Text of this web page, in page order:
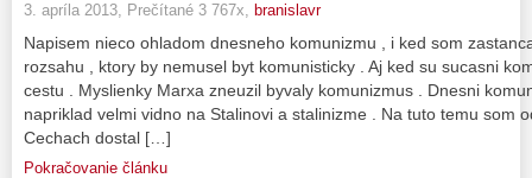
3. apríla 2013, Prečítané 3 767x, branislavr
Napisem nieco ohladom dnesneho komunizmu , i ked som
rozsahu , ktory by nemusel byt komunisticky . Aj ked su sucasni
cestu . Myslienky Marxa zneuzil byvaly komunizmus . Dnesni
napriklad velmi vidno na Stalinovi a stalinizme . Na tuto temu som
Cechach dostal […]
Pokračovanie článku